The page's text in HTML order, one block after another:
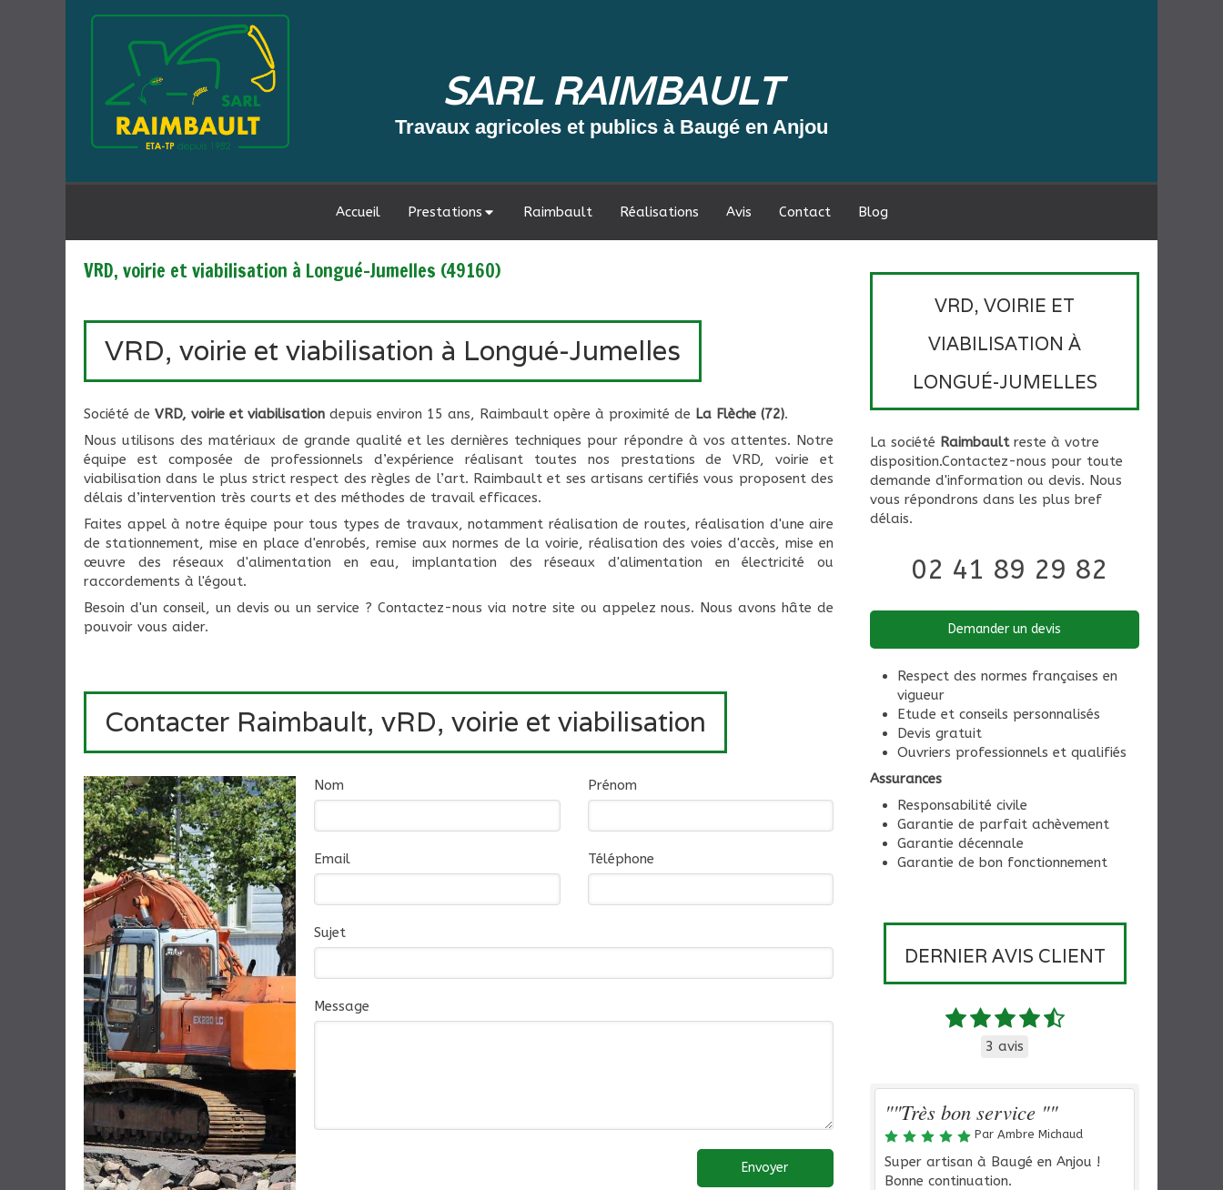
SARL RAIMBAULT
Travaux agricoles et publics à Baugé en Anjou
Accueil Prestations Raimbault Réalisations Avis Contact Blog
VRD, voirie et viabilisation à Longué-Jumelles (49160)
VRD, voirie et viabilisation à Longué-Jumelles
Société de VRD, voirie et viabilisation depuis environ 15 ans, Raimbault opère à proximité de La Flèche (72).
Nous utilisons des matériaux de grande qualité et les dernières techniques pour répondre à vos attentes. Notre
équipe est composée de professionnels d’expérience réalisant toutes nos prestations de VRD, voirie et
viabilisation dans le plus strict respect des règles de l’art. Raimbault et ses artisans certifiés vous proposent des
délais d’intervention très courts et des méthodes de travail efficaces.
Faites appel à notre équipe pour tous types de travaux, notamment réalisation de routes, réalisation d'une aire
de stationnement, mise en place d'enrobés, remise aux normes de la voirie, réalisation des voies d'accès, mise en
œuvre des réseaux d'alimentation en eau, implantation des réseaux d'alimentation en électricité ou
raccordements à l'égout.
Besoin d'un conseil, un devis ou un service ? Contactez-nous via notre site ou appelez nous. Nous avons hâte de
pouvoir vous aider.
Contacter Raimbault, vRD, voirie et viabilisation
Nom Prénom
Email Téléphone
Sujet
Message
Envoyer
VRD, VOIRIE ET
VIABILISATION À
LONGUÉ-JUMELLES
La société Raimbaultreste à votre
disposition.Contactez-nous pour toute
demande d'information ou devis. Nous
vous répondrons dans les plus bref
délais.
02 41 89 29 82
Demander un devis
Respect des normes françaises en
vigueur
Etude et conseils personnalisés
Devis gratuit
Ouvriers professionnels et qualifiés
Assurances
Responsabilité civile
Garantie de parfait achèvement
Garantie décennale
Garantie de bon fonctionnement
DERNIER AVIS CLIENT
3 avis
""Très bon service ""
Par Ambre Michaud
Super artisan à Baugé en Anjou !
Bonne continuation.